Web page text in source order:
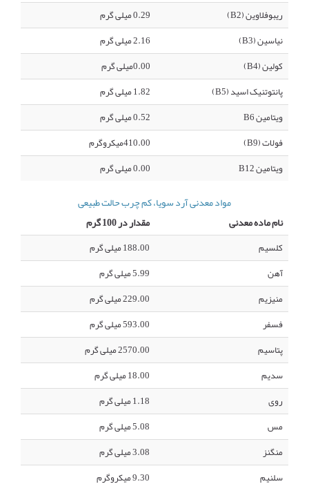
ریبوفلاوین (B2)
0.29 میلی گرم
نیاسین (B3)
2.16 میلی گرم
کولین (B4)
0.00میلی گرم
پانتوتنیک اسید (B5)
1.82 میلی گرم
ویتامین B6
0.52 میلی گرم
فولات (B9)
410.00میکروگرم
ویتامین B12
0.00 میلی گرم
مواد معدنی آرد سویا، کم چرب حالت طبیعی
نام ماده معدنی
مقدار در 100 گرم
کلسیم
188.00 میلی گرم
آهن
5.99 میلی گرم
منیزیم
229.00 میلی گرم
فسفر
593.00 میلی گرم
پتاسیم
2570.00 میلی گرم
سدیم
18.00 میلی گرم
روی
1.18 میلی گرم
مس
5.08 میلی گرم
منگنز
3.08 میلی گرم
سلنیم
9.30 میکروگرم